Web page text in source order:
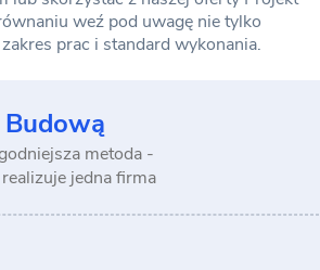
weź pod uwagę nie tylko
prac i standard wykonania.
metoda -
jedna firma